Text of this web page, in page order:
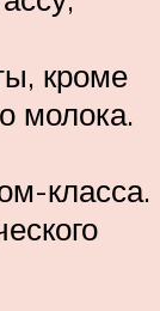
кроме
молока.
класса.